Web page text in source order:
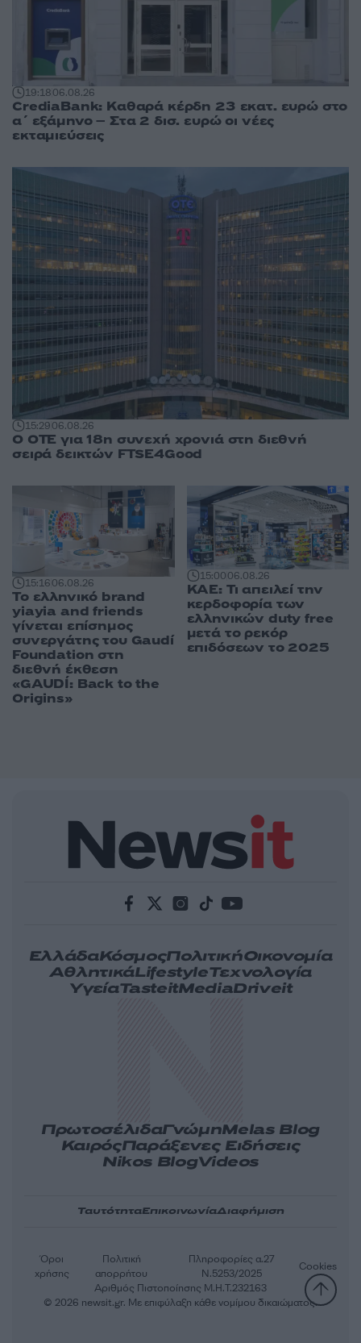
19:1806.08.26
CrediaBank: Καθαρά κέρδη 23 εκατ. ευρώ στο
α΄ εξάμηνο – Στα 2 δισ. ευρώ οι νέες
εκταμιεύσεις
15:2906.08.26
Ο ΟΤΕ για 18η συνεχή χρονιά στη διεθνή
σειρά δεικτών FTSE4Good
15:1606.08.26
Το ελληνικό brand
yiayia and friends
γίνεται επίσημος
συνεργάτης του Gaudí
Foundation στη
διεθνή έκθεση
«GAUDÍ: Back to the
Origins»
15:0006.08.26
ΚΑΕ: Τι απειλεί την
κερδοφορία των
ελληνικών duty free
μετά το ρεκόρ
επιδόσεων το 2025
ΕλλάδαΚόσμοςΠολιτικήΟικονομία
ΑθλητικάLifestyleΤεχνολογία
ΥγείαTasteitMediaDriveit
ΠρωτοσέλιδαΓνώμηMelas Blog
ΚαιρόςΠαράξενες Ειδήσεις
Nikos BlogVideos
ΤαυτότηταΕπικοινωνίαΔιαφήμιση
Αριθμός Πιστοποίησης Μ.Η.Τ.232163
Όροι
χρήσης
Πολιτική
απορρήτου
Πληροφορίες α.27
Ν.5253/2025
Cookies
© 2026 newsit.gr. Με επιφύλαξη κάθε νομίμου δικαιώματος.